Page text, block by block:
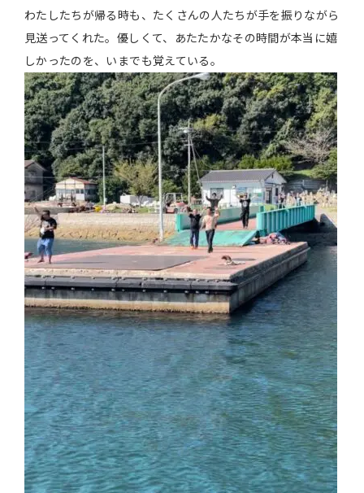
わたしたちが帰る時も、たくさんの人たちが手を振りながら
見送ってくれた。優しくて、あたたかなその時間が本当に嬉
しかったのを、いまでも覚えている。